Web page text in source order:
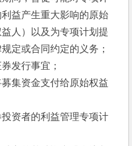
益产生重大影响的原始
人）以及为专项计划提
定或合同约定的义务；
行事宜；
资金支付给原始权益
者的利益管理专项计